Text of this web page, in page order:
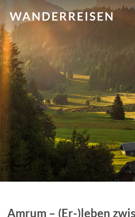
Amrum – (Er-)leben